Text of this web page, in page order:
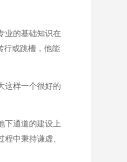
业的基础知识在
行或跳槽，他能
这样一个很好的
下通道的建设上
中秉持谦虚、